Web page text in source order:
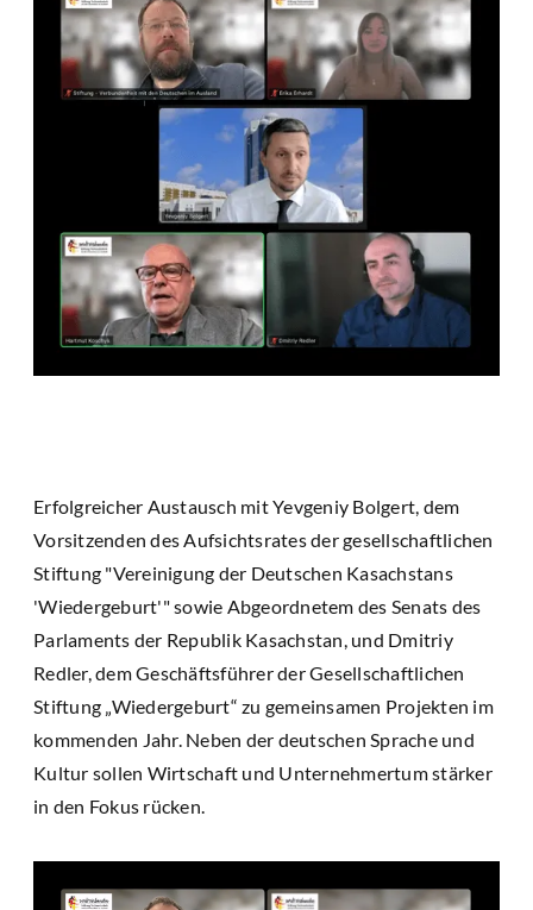
Erfolgreicher Austausch mit Yevgeniy Bolgert, dem
Vorsitzenden des Aufsichtsrates der gesellschaftlichen
Stiftung "Vereinigung der Deutschen Kasachstans
'Wiedergeburt'" sowie Abgeordnetem des Senats des
Parlaments der Republik Kasachstan, und Dmitriy
Redler, dem Geschäftsführer der Gesellschaftlichen
Stiftung „Wiedergeburt“ zu gemeinsamen Projekten im
kommenden Jahr. Neben der deutschen Sprache und
Kultur sollen Wirtschaft und Unternehmertum stärker
in den Fokus rücken.